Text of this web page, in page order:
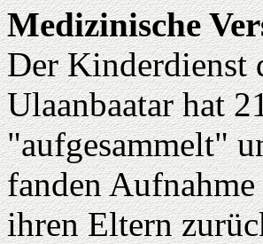
Medizinische
Der Kinderdienst
Ulaanbaatar hat
"aufgesammelt"
fanden
ihren Eltern